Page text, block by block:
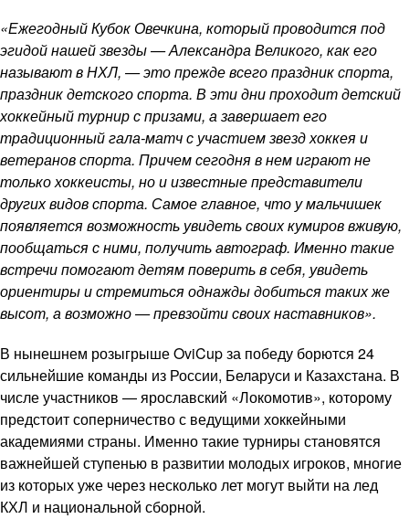
«Ежегодный Кубок Овечкина, который проводится под
эгидой нашей звезды — Александра Великого, как его
называют в НХЛ, — это прежде всего праздник спорта,
праздник детского спорта. В эти дни проходит детский
хоккейный турнир с призами, а завершает его
традиционный гала-матч с участием звезд хоккея и
ветеранов спорта. Причем сегодня в нем играют не
только хоккеисты, но и известные представители
других видов спорта. Самое главное, что у мальчишек
появляется возможность увидеть своих кумиров вживую,
пообщаться с ними, получить автограф. Именно такие
встречи помогают детям поверить в себя, увидеть
ориентиры и стремиться однажды добиться таких же
высот, а возможно — превзойти своих наставников».
В нынешнем розыгрыше OviCup за победу борются 24
сильнейшие команды из России, Беларуси и Казахстана. В
числе участников — ярославский «Локомотив», которому
предстоит соперничество с ведущими хоккейными
академиями страны. Именно такие турниры становятся
важнейшей ступенью в развитии молодых игроков, многие
из которых уже через несколько лет могут выйти на лед
КХЛ и национальной сборной.